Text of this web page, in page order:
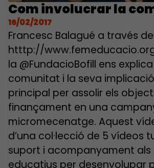
Com involucrar la
16/02/2017
Francesc Balagué a través
htttp://
la @FundacioBofill ens
comunitat i la seva implicació
principal per assolir els
finançament en una
micromecenatge. Aquest
d’una col·lecció de 5 vídeos
suport i acompanyament als
educatius per desenvolupar